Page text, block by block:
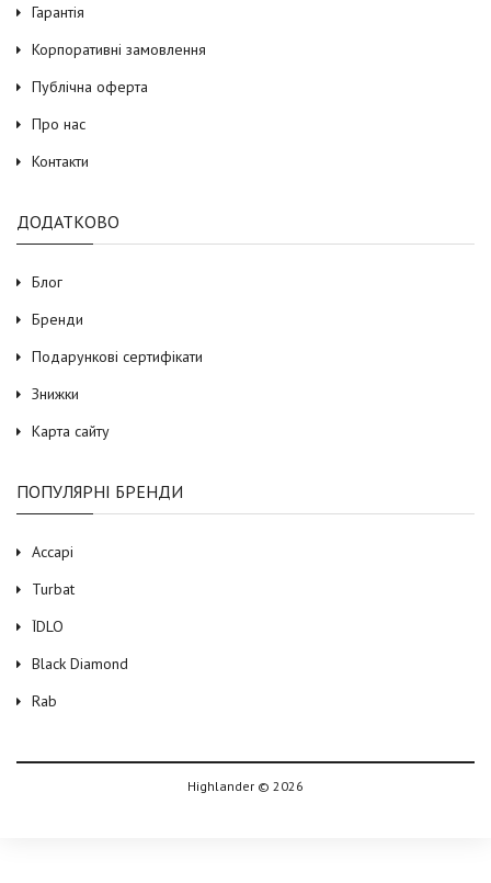
Гарантія
Корпоративні замовлення
Публічна оферта
Про нас
Контакти
ДОДАТКОВО
Блог
Бренди
Подарункові сертифікати
Знижки
Карта сайту
ПОПУЛЯРНІ БРЕНДИ
Accapi
Turbat
ЇDLO
Black Diamond
Rab
Highlander © 2026